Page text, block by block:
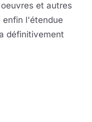
et autres
enfin l'étendue
définitivement